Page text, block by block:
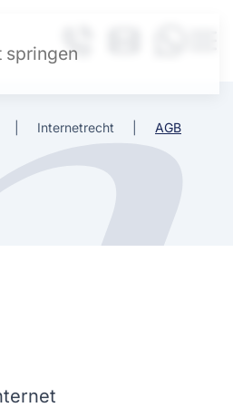
springen
Internetrecht AGB